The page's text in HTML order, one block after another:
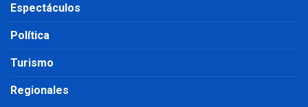
Espectáculos
Política
Turismo
Regionales